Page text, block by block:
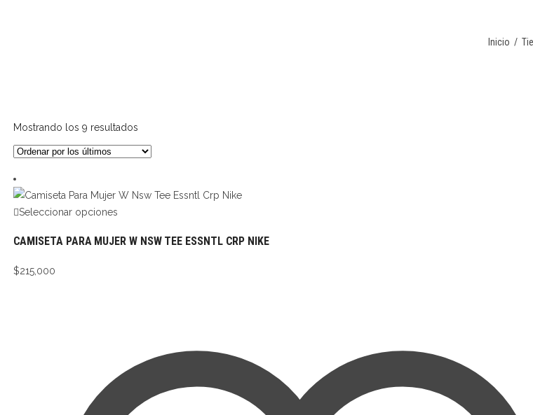
Inicio /
Mostrando los 9 resultadosOrdenado
por
los
Seleccionar opciones
CAMISETA PARA MUJER W NSW TEE ESSNTL CRP NIKE
$215,000